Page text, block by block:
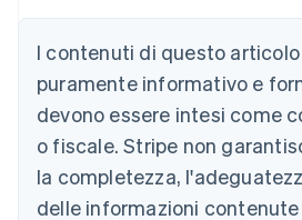
I contenuti di questo
puramente informativo e
devono essere intesi come
o fiscale. Stripe non
la completezza,
delle informazioni
English
Austria
Deutsch English
Belgio
NederlandsFrançaisDeutschEnglish
PortuguêsEnglish
Bulgaria
English